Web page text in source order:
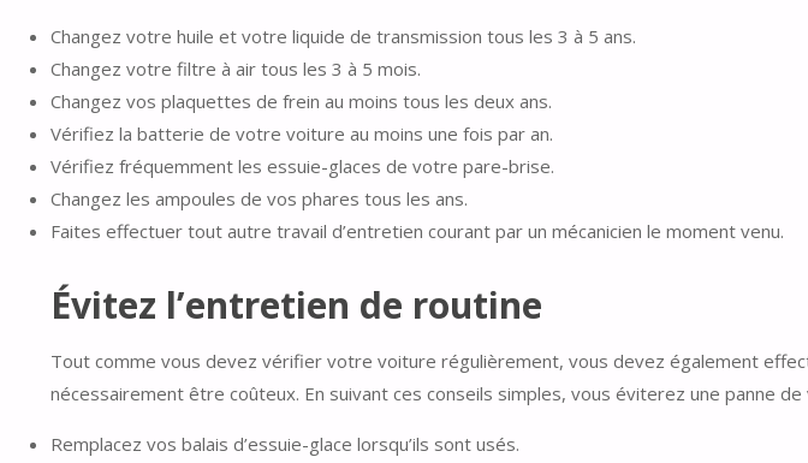
Changez votre huile et votre liquide de transmission tous les 3 à 5 ans.
Changez votre filtre à air tous les 3 à 5 mois.
Changez vos plaquettes de frein au moins tous les deux ans.
Vérifiez la batterie de votre voiture au moins une fois par an.
Vérifiez fréquemment les essuie-glaces de votre pare-brise.
Changez les ampoules de vos phares tous les ans.
Faites effectuer tout autre travail d’entretien courant par un mécanicien le moment venu.
Évitez l’entretien de routine
Tout comme vous devez vérifier votre voiture régulièrement, vous devez également
nécessairement être coûteux. En suivant ces conseils simples, vous éviterez une panne de
Remplacez vos balais d’essuie-glace lorsqu’ils sont usés.